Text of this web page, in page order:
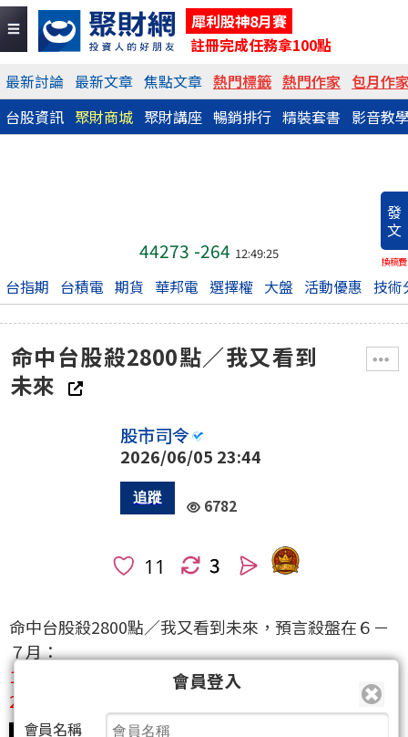
犀利股神8月賽
註冊完成任務拿100點
最新討論 最新文章 焦點文章 熱門標籤 熱門作家 包月作
台股資訊 聚財商城 聚財講座 暢銷排行 精裝套書 影音教
發
文
換稿費
44273 -264 12:49:25
台指期 台積電 期貨 華邦電 選擇權 大盤 活動優惠 技術
命中台股殺2800點／我又看到
未來
股市司令
2026/06/05 23:44
6782
3
命中台股殺2800點／我又看到未來，預言殺盤在６－
７月：
1.跌2800點後。
2.未來我怎麼看。
會員登入
會員名稱